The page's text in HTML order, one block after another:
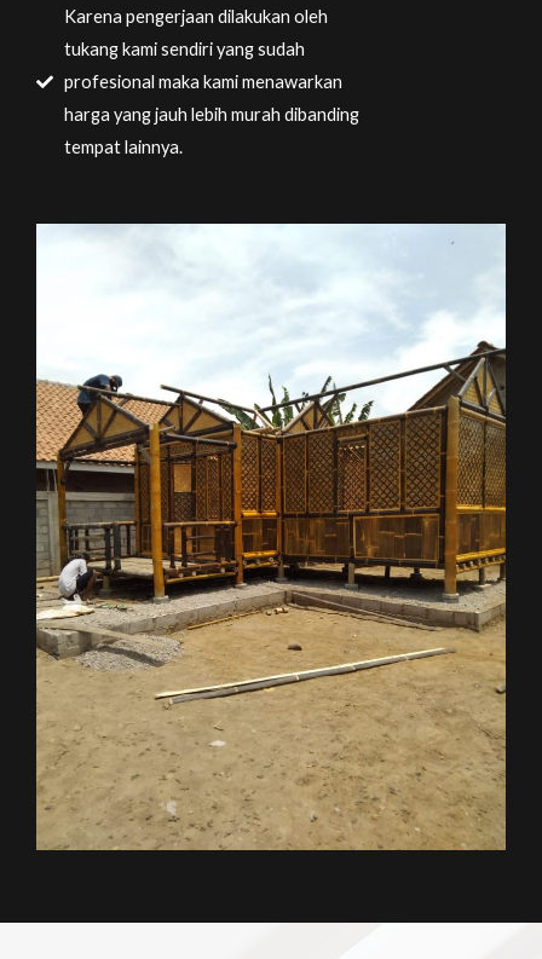
Karena pengerjaan dilakukan oleh
tukang kami sendiri yang sudah
profesional maka kami menawarkan
harga yang jauh lebih murah dibanding
tempat lainnya.